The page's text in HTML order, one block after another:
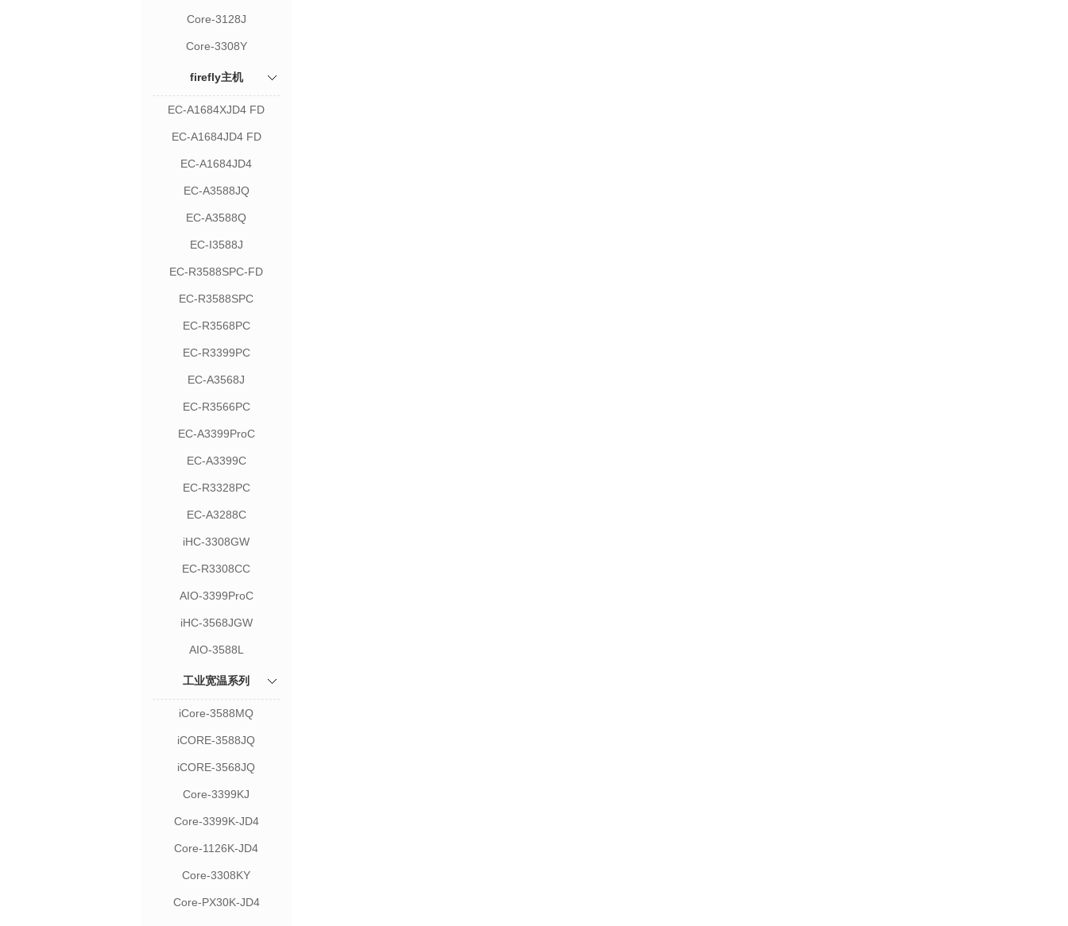
Core-3128J
Core-3308Y
firefly主机
EC-A1684XJD4 FD
EC-A1684JD4 FD
EC-A1684JD4
EC-A3588JQ
EC-A3588Q
EC-I3588J
EC-R3588SPC-FD
EC-R3588SPC
EC-R3568PC
EC-R3399PC
EC-A3568J
EC-R3566PC
EC-A3399ProC
EC-A3399C
EC-R3328PC
EC-A3288C
iHC-3308GW
EC-R3308CC
AIO-3399ProC
iHC-3568JGW
AIO-3588L
工业宽温系列
iCore-3588MQ
iCORE-3588JQ
iCORE-3568JQ
Core-3399KJ
Core-3399K-JD4
Core-1126K-JD4
Core-3308KY
Core-PX30K-JD4